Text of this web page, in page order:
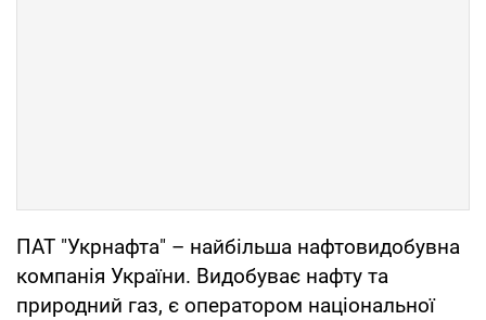
ПАТ "Укрнафта" – найбільша нафтовидобувна
компанія України. Видобуває нафту та
природний газ, є оператором національної